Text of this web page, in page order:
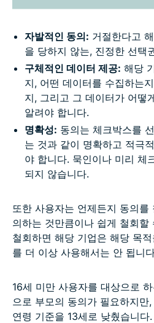
자발적인 동의: 거절한다고
을 당하지 않는, 진정한 선택
구체적인 데이터 제공: 해당
지, 어떤 데이터를 수집하는
지, 그리고 그 데이터가 어떻
알려야 합니다.
명확성: 동의는 체크박스를
는 것과 같이 명확하고 적극
야 합니다. 묵인이나 미리 체
되지 않습니다.
또한 사용자는 언제든지 동의
의하는 것만큼이나 쉽게 철회할
철회하면 해당 기업은 해당 목
를 더 이상 사용해서는 안 됩니
16세 미만 사용자를 대상으로
으로 부모의 동의가 필요하지만
연령 기준을 13세로 낮췄습니다.